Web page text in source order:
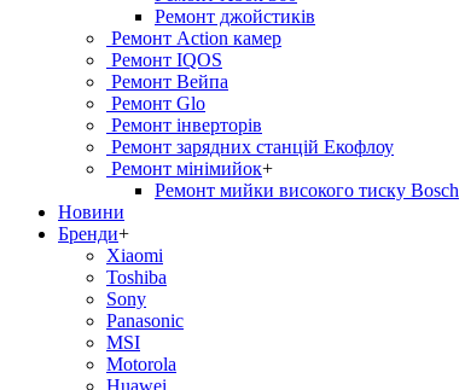
Ремонт джойстиків
Ремонт Action камер
Ремонт IQOS
Ремонт Вейпа
Ремонт Glo
Ремонт інверторів
Ремонт зарядних станцій Екофлоу
Ремонт мiнiмийок+
Ремонт мийки високого тиску Bosch
Новини
Бренди+
Xiaomi
Toshiba
Sony
Panasonic
MSI
Motorola
Huawei